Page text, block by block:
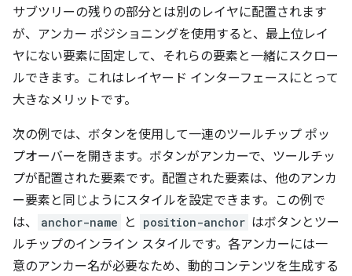
サブツリーの残りの部分とは別のレイヤに配置されます
が、アンカー ポジショニングを使用すると、最上位レイ
ヤにない要素に固定して、それらの要素と一緒にスクロー
ルできます。これはレイヤード インターフェースにとって
大きなメリットです。
次の例では、ボタンを使用して一連のツールチップ ポッ
プオーバーを開きます。ボタンがアンカーで、ツールチッ
プが配置された要素です。配置された要素は、他のアンカ
ー要素と同じようにスタイルを設定できます。この例で
は、
anchor-name と position-anchor はボタンとツー
ルチップのインライン スタイルです。各アンカーには一
意のアンカー名が必要なため、動的コンテンツを生成する